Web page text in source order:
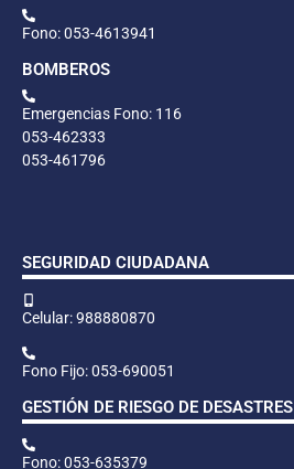
Fono: 053-4613941
BOMBEROS
Emergencias Fono: 116
053-462333
053-461796
SEGURIDAD CIUDADANA
Celular: 988880870
Fono Fijo: 053-690051
GESTIÓN DE RIESGO DE DESASTRES
Fono: 053-635379